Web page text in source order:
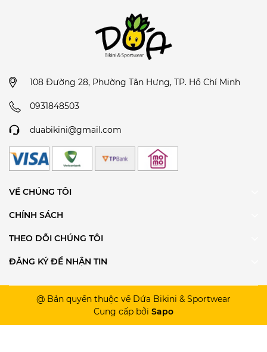
108 Đường 28, Phường Tân Hưng, TP. Hồ Chí Minh
0931848503
duabikini@gmail.com
VỀ CHÚNG TÔI
CHÍNH SÁCH
THEO DÕI CHÚNG TÔI
ĐĂNG KÝ ĐỂ NHẬN TIN
@ Bản quyền thuộc về Dứa Bikini & Sportwear
Cung cấp bởi Sapo